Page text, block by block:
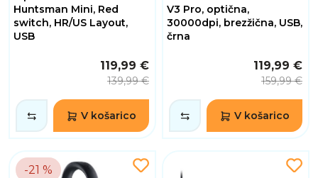
Huntsman Mini, Red
switch, HR/US Layout,
USB
119,99 €
139,99 €
V košarico
V3 Pro, optična,
30000dpi, brezžična, USB,
črna
119,99 €
159,99 €
V košarico
-21 %